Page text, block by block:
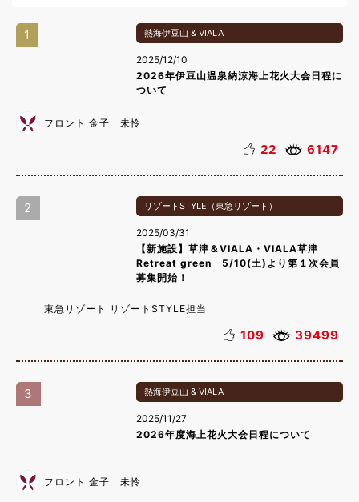
1 熱海伊豆山 & VIALA
2025/12/10
2026年伊豆山温泉納涼海上花火大会日程に
ついて
フロント 金子 未怜
22 6147
2 リゾートSTYLE（東急リゾート）
2025/03/31
【新施設】草津＆VIALA・VIALA草津
Retreat green 5/10(土)より第１次会員
募集開始！
東急リゾート リゾートSTYLE担当
109 39499
3 熱海伊豆山 & VIALA
2025/11/27
2026年度海上花火大会日程について
フロント 金子 未怜